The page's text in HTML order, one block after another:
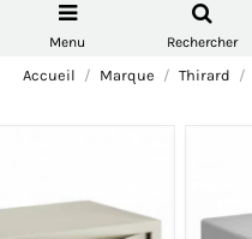
Menu Rechercher
Accueil Marque Thirard